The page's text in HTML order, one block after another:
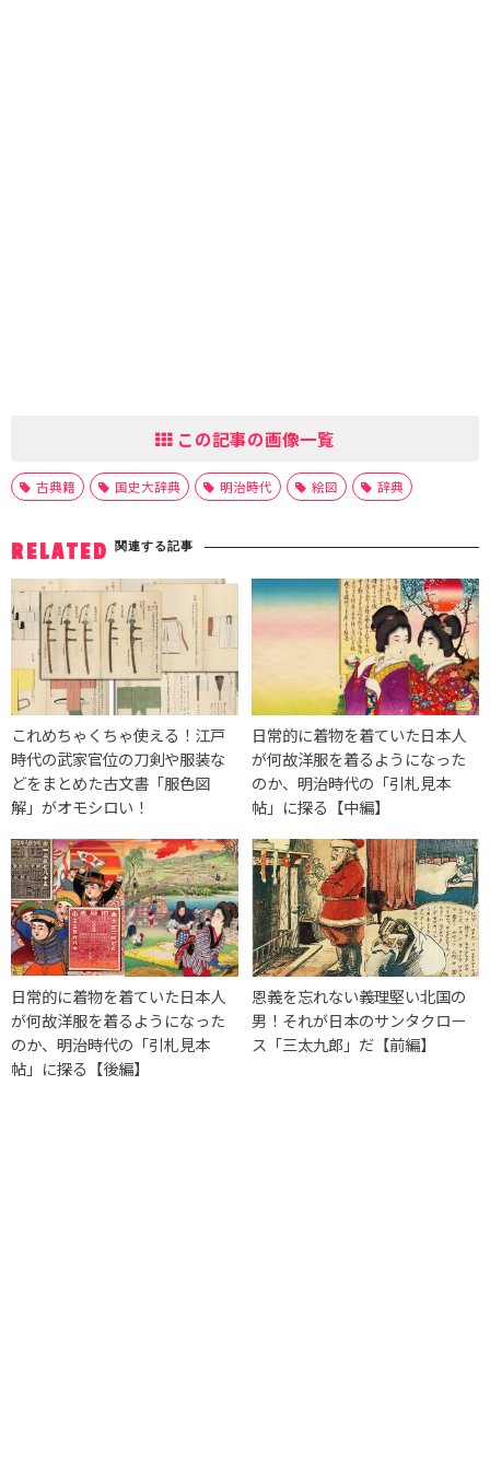
この記事の画像一覧
古典籍 国史大辞典 明治時代 絵図 辞典
RELATED 関連する記事
これめちゃくちゃ使える！江戸
時代の武家官位の刀剣や服装な
どをまとめた古文書「服色図
解」がオモシロい！
日常的に着物を着ていた日本人
が何故洋服を着るようになった
のか、明治時代の「引札見本
帖」に探る【中編】
日常的に着物を着ていた日本人
が何故洋服を着るようになった
のか、明治時代の「引札見本
帖」に探る【後編】
恩義を忘れない義理堅い北国の
男！それが日本のサンタクロー
ス「三太九郎」だ【前編】